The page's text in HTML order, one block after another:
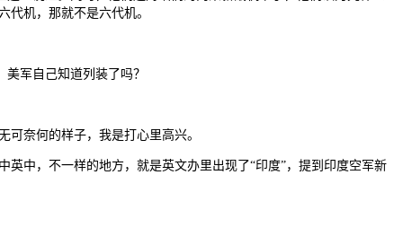
代机，那就不是六代机。
军自己知道列装了吗？
奈何的样子，我是打心里高兴。
，不一样的地方，就是英文办里出现了“印度”，提到印度空军新